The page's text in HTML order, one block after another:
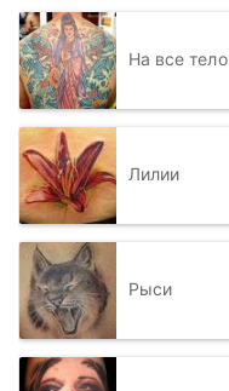
На все тело
Лилии
Рыси